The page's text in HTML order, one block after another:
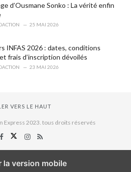
d’Ousmane Sonko : La vérité enfin
25 MAI 2026
INFAS 2026 : dates, conditions
frais d’inscription dévoilés
23 MAI 2026
VERS LE HAUT
Express 2023. tous droits réservés
la version mobile